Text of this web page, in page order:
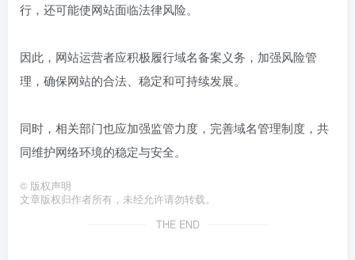
行，还可能使网站面临法律风险。
因此，网站运营者应积极履行域名备案义务，加强风险管
理，确保网站的合法、稳定和可持续发展。
同时，相关部门也应加强监管力度，完善域名管理制度，共
同维护网络环境的稳定与安全。
© 版权声明
文章版权归作者所有，未经允许请勿转载。
THE END